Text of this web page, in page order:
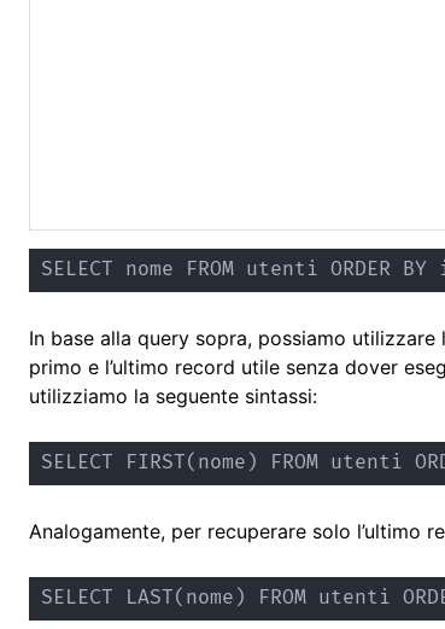
SELECT nome FROM utenti ORDER BY
In base alla query sopra, possiamo utilizzare
primo e l’ultimo record utile senza dover
utilizziamo la seguente sintassi:
SELECT FIRST(nome) FROM utenti
Analogamente, per recuperare solo l’ultimo
SELECT LAST(nome) FROM utenti